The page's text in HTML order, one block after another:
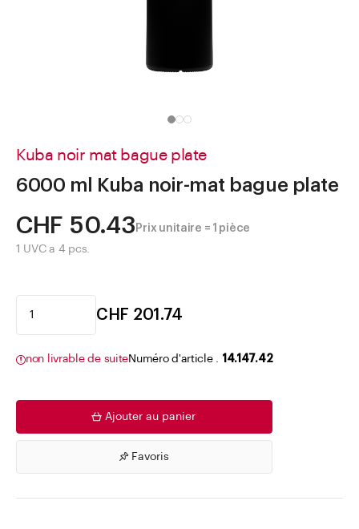
Kuba noir mat bague plate
6000 ml Kuba noir-mat bague plate
CHF 50.43 Prix unitaire = 1 pièce
1 UVC a 4 pcs.
CHF 201.74
non livrable de suiteNuméro d'article . 14.147.42
Ajouter au panier
Favoris